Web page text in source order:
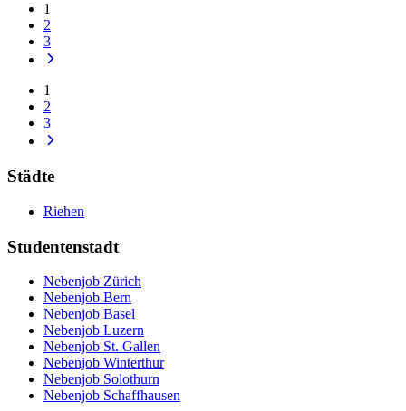
1
2
3
1
2
3
Städte
Riehen
Studentenstadt
Nebenjob Zürich
Nebenjob Bern
Nebenjob Basel
Nebenjob Luzern
Nebenjob St. Gallen
Nebenjob Winterthur
Nebenjob Solothurn
Nebenjob Schaffhausen